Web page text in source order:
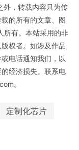
外，转载内容只为传
的所有的文章、图
所有。本站采用的非
权者。如涉及作品
电话通知我们，以
经济损失。联系电
。
定制化芯片